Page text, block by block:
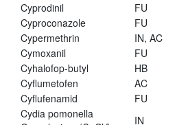
Cyprodinil
FU
Cyproconazole
FU
Cypermethrin
IN, AC
Cymoxanil
FU
Cyhalofop-butyl
HB
Cyflumetofen
AC
Cyflufenamid
FU
Cydia pomonella
IN